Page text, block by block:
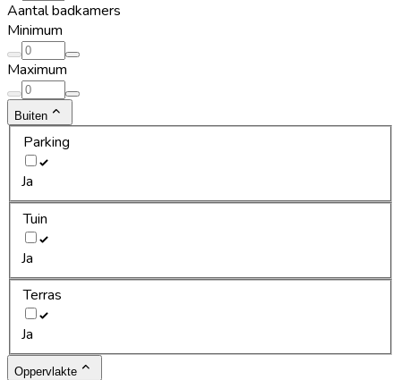
Aantal badkamers
Minimum
Maximum
Buiten
Parking
Ja
Tuin
Ja
Terras
Ja
Oppervlakte